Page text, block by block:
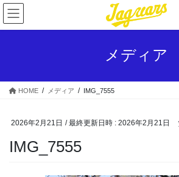
コ
ン
テ
ス
ナ
ビ
ゲ
ン
メディア
HOME メディア IMG_7555
2026年2月21日 / 最終更新日時 : 2026年2月21日
IMG_7555